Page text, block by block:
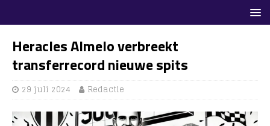
Heracles Almelo verbreekt
transferrecord nieuwe spits
29 juli 2024 Redactie